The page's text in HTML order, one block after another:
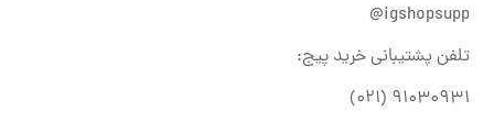
igshopsupp@
تلفن پشتیبانی خرید پیج:
۹۱۰۳۰۹۳۱ (۰۲۱)